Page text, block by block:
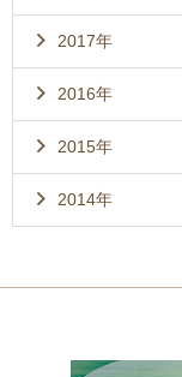
2017年
2016年
2015年
2014年